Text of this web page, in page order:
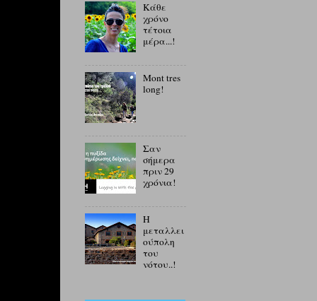
Κάθε
χρόνο
τέτοια
μέρα...!
Mont tres
long!
Σαν
σήμερα
πριν 29
χρόνια!
Η
μεταλλει
ούπολη
του
νότου..!